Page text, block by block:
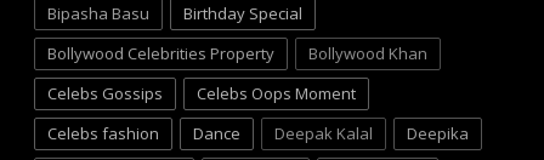
Bipasha Basu
Birthday Special
Bollywood Celebrities Property
Bollywood Khan
Celebs Gossips
Celebs Oops Moment
Celebs fashion
Dance Deepak Kalal
Deepika